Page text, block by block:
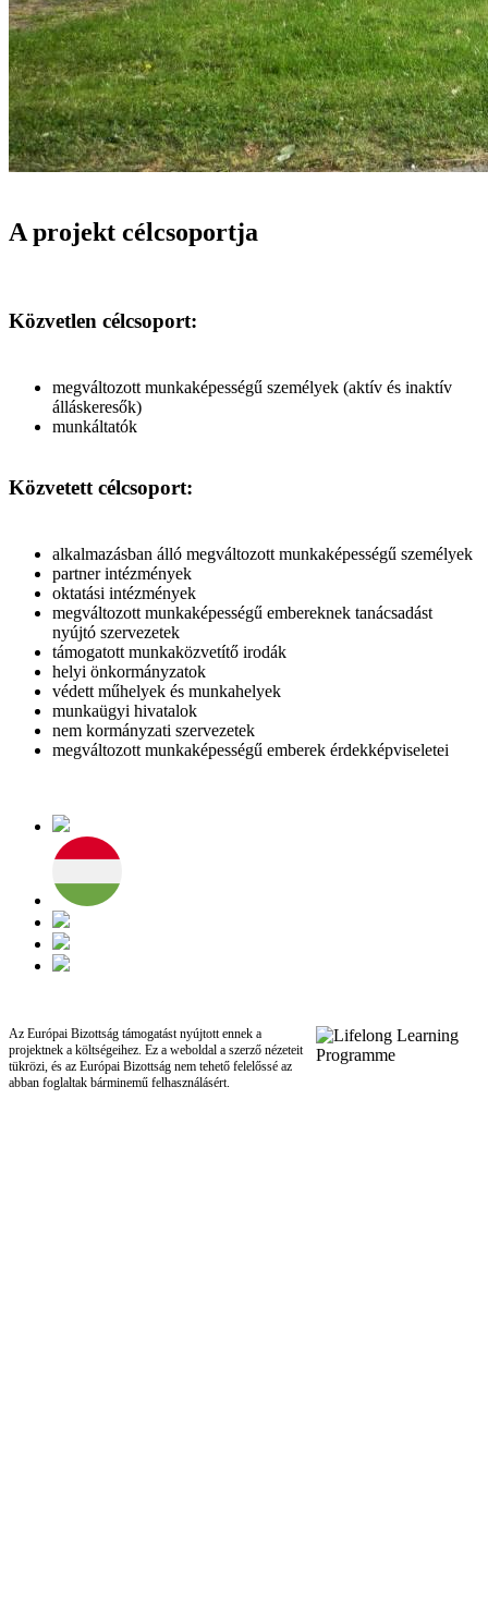
A projekt célcsoportja
Közvetlen célcsoport:
megváltozott munkaképességű személyek (aktív és inaktív
álláskeresők)
munkáltatók
Közvetett célcsoport:
alkalmazásban álló megváltozott munkaképességű személyek
partner intézmények
oktatási intézmények
megváltozott munkaképességű embereknek tanácsadást
nyújtó szervezetek
támogatott munkaközvetítő irodák
helyi önkormányzatok
védett műhelyek és munkahelyek
munkaügyi hivatalok
nem kormányzati szervezetek
megváltozott munkaképességű emberek érdekképviseletei
Az Európai Bizottság támogatást nyújtott ennek a
projektnek a költségeihez. Ez a weboldal a szerző nézeteit
tükrözi, és az Európai Bizottság nem tehető felelőssé az
abban foglaltak bárminemű felhasználásért.